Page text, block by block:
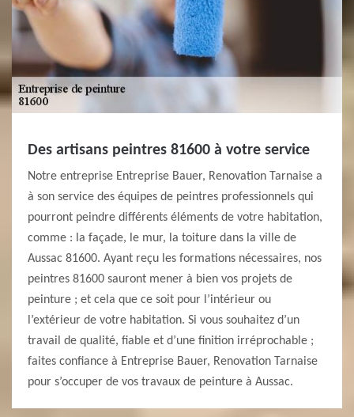
Des artisans peintres 81600 à votre service
Notre entreprise Entreprise Bauer, Renovation Tarnaise a
à son service des équipes de peintres professionnels qui
pourront peindre différents éléments de votre habitation,
comme : la façade, le mur, la toiture dans la ville de
Aussac 81600. Ayant reçu les formations nécessaires, nos
peintres 81600 sauront mener à bien vos projets de
peinture ; et cela que ce soit pour l’intérieur ou
l’extérieur de votre habitation. Si vous souhaitez d’un
travail de qualité, fiable et d’une finition irréprochable ;
faites confiance à Entreprise Bauer, Renovation Tarnaise
pour s’occuper de vos travaux de peinture à Aussac.